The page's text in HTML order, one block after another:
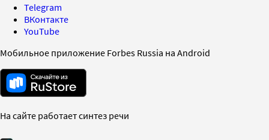
Telegram
ВКонтакте
YouTube
Мобильное приложение Forbes Russia на Android
На сайте работает синтез речи